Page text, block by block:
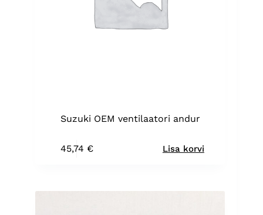
Suzuki OEM ventilaatori andur
45,74 € Lisa korvi